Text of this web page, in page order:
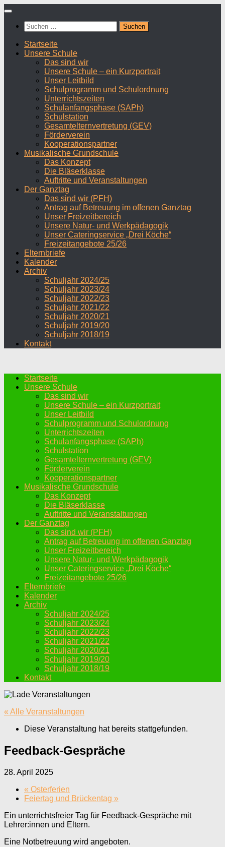
Zum
springenSuchen
nach:
Startseite
Unsere Schule
Das sind wir
Unsere Schule – ein Kurzportrait
Unser Leitbild
Schulprogramm und Schulordnung
Unterrichtszeiten
Schulanfangsphase (SAPh)
Schulstation
Gesamtelternvertretung (GEV)
Förderverein
Kooperationspartner
Musikalische Grundschule
Das Konzept
Die Bläserklasse
Auftritte und Veranstaltungen
Der Ganztag
Das sind wir (PFH)
Antrag auf Betreuung im offenen Ganztag
Unser Freizeitbereich
Unsere Natur- und Werkpädagogik
Unser Cateringservice „Drei Köche“
Freizeitangebote 25/26
Elternbriefe
Kalender
Archiv
Schuljahr 2024/25
Schuljahr 2023/24
Schuljahr 2022/23
Schuljahr 2021/22
Schuljahr 2020/21
Schuljahr 2019/20
Schuljahr 2018/19
Kontakt
Startseite
Unsere Schule
Das sind wir
Unsere Schule – ein Kurzportrait
Unser Leitbild
Schulprogramm und Schulordnung
Unterrichtszeiten
Schulanfangsphase (SAPh)
Schulstation
Gesamtelternvertretung (GEV)
Förderverein
Kooperationspartner
Musikalische Grundschule
Das Konzept
Die Bläserklasse
Auftritte und Veranstaltungen
Der Ganztag
Das sind wir (PFH)
Antrag auf Betreuung im offenen Ganztag
Unser Freizeitbereich
Unsere Natur- und Werkpädagogik
Unser Cateringservice „Drei Köche“
Freizeitangebote 25/26
Elternbriefe
Kalender
Archiv
Schuljahr 2024/25
Schuljahr 2023/24
Schuljahr 2022/23
Schuljahr 2021/22
Schuljahr 2020/21
Schuljahr 2019/20
Schuljahr 2018/19
Kontakt
« Alle Veranstaltungen
Diese Veranstaltung hat bereits stattgefunden.
Feedback-Gespräche
28. April 2025
« Osterferien
Feiertag und Brückentag »
Ein unterrichtsfreier Tag für Feedback-Gespräche mit
Lehrer:innen und Eltern.
Eine Notbetreuung wird angeboten.